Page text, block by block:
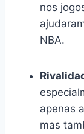
nos
NBA.
apenas
mas